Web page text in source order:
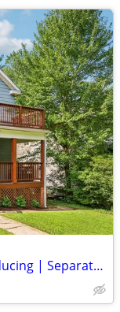
🏡 Single-Family Home | Income Producing | Separate Living Quarters |